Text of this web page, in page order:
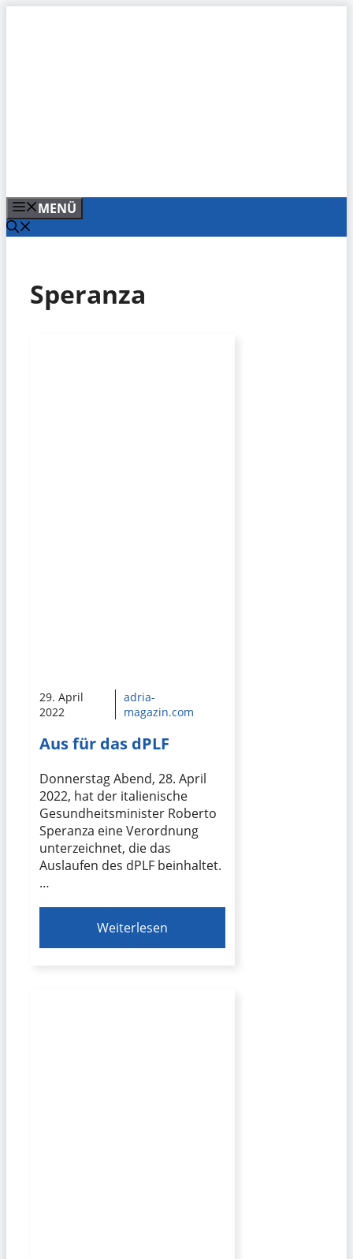
MENÜ
Speranza
29. April
2022
adria-
magazin.com
Aus für das dPLF
Donnerstag Abend, 28. April
2022, hat der italienische
Gesundheitsminister Roberto
Speranza eine Verordnung
unterzeichnet, die das
Auslaufen des dPLF beinhaltet.
…
Weiterlesen